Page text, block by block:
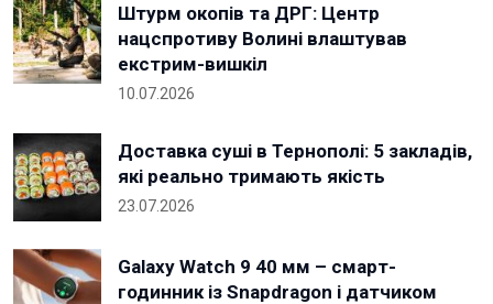
Штурм окопів та ДРГ: Центр
нацспротиву Волині влаштував
екстрим-вишкіл
10.07.2026
Доставка суші в Тернополі: 5 закладів,
які реально тримають якість
23.07.2026
Galaxy Watch 9 40 мм – смарт-
годинник із Snapdragon і датчиком